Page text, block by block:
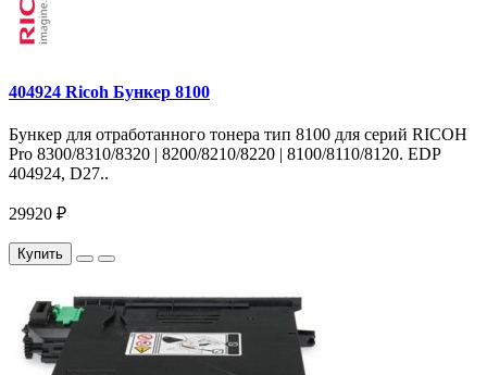
404924 Ricoh Бункер 8100
Бункер для отработанного тонера тип 8100 для серий RICOH
Pro 8300/8310/8320 | 8200/8210/8220 | 8100/8110/8120. EDP
404924, D27..
29920 ₽
Купить